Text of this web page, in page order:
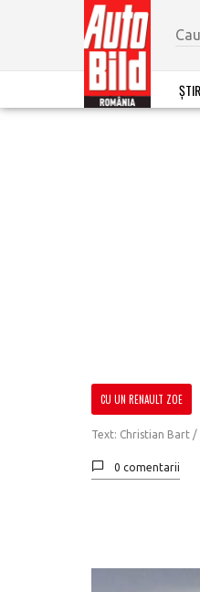
CU UN RENAULT ZOE
Text: Christian Bart /
0 comentarii